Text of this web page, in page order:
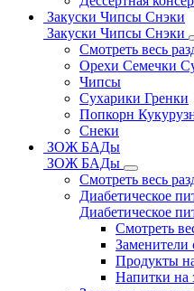
Закуски Чипсы Снэки
Закуски Чипсы Снэки
Смотреть весь
Орехи Семечки
Чипсы
Сухарики Гренки
Попкорн
Снеки
ЗОЖ БАДы
ЗОЖ БАДы
Смотреть весь
Диабетическое
Диабетическое
Смотреть
Заменители
Продукты
Напитки на